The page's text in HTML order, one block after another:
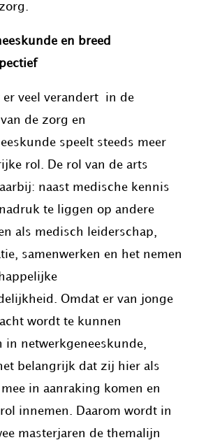
en breed
er veel verandert in de
de zorg en
speelt steeds meer
rol. De rol van de arts
naast medische kennis
te liggen op andere
als medisch leiderschap,
samenwerken en het nemen
Omdat er van jonge
wordt te kunnen
in netwerkgeneeskunde,
belangrijk dat zij hier als
in aanraking komen en
innemen. Daarom wordt in
masterjaren de themalijn